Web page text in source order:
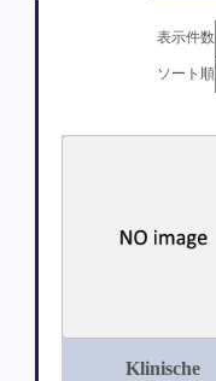
表示件数
ソート順
Klinische